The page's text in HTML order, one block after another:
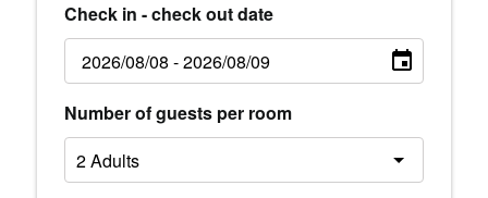
Check in - check out date
Number of guests per room